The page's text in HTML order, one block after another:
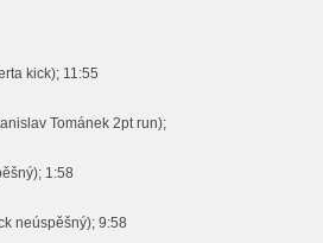
kick); 11:55
Tománek 2pt run);
1:58
neúspěšný); 9:58